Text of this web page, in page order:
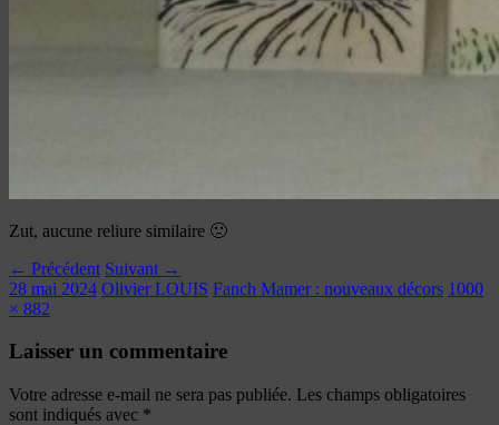
Zut, aucune reliure similaire 🙁
← Précédent Suivant →
28 mai 2024 Olivier LOUIS Fanch Mamer : nouveaux décors 1000
× 882
Laisser un commentaire
Votre adresse e-mail ne sera pas publiée. Les champs obligatoires
sont indiqués avec *